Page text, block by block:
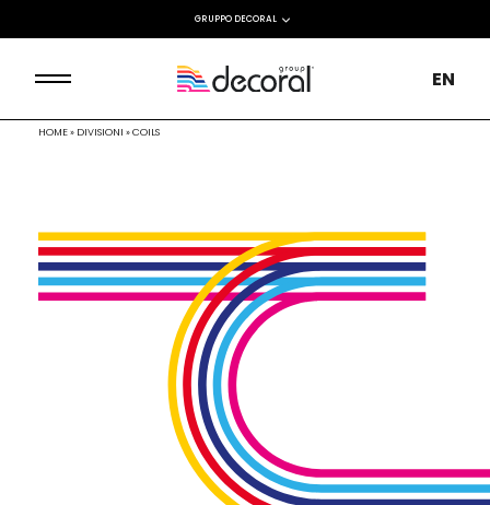
GRUPPO DECORAL
EN
HOME» DIVISIONI »COILS